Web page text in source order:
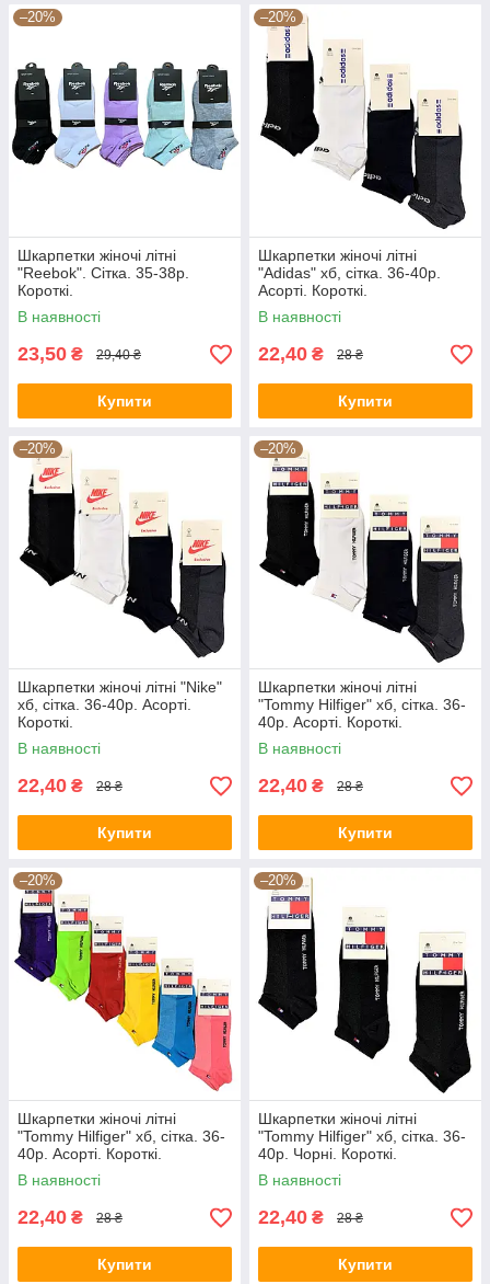
–20%
Шкарпетки жіночі літні
"Reebok". Сітка. 35-38р.
Короткі.
В наявності
23,50 ₴ 29,40 ₴
Купити
–20%
Шкарпетки жіночі літні
"Adidas" хб, сітка. 36-40р.
Асорті. Короткі.
В наявності
22,40 ₴ 28 ₴
Купити
–20%
Шкарпетки жіночі літні "Nike"
хб, сітка. 36-40р. Асорті.
Короткі.
В наявності
22,40 ₴ 28 ₴
Купити
–20%
Шкарпетки жіночі літні
"Tommy Hilfiger" хб, сітка. 36-
40р. Асорті. Короткі.
В наявності
22,40 ₴ 28 ₴
Купити
–20%
Шкарпетки жіночі літні
"Tommy Hilfiger" хб, сітка. 36-
40р. Асорті. Короткі.
В наявності
22,40 ₴ 28 ₴
Купити
–20%
Шкарпетки жіночі літні
"Tommy Hilfiger" хб, сітка. 36-
40р. Чорні. Короткі.
В наявності
22,40 ₴ 28 ₴
Купити